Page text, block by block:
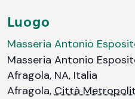
Luogo
Masseria Antonio
Masseria Antonio
Afragola, NA, Italia
Afragola, Città